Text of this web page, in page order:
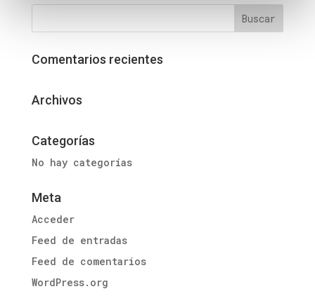
Comentarios recientes
Archivos
Categorías
No hay categorías
Meta
Acceder
Feed de entradas
Feed de comentarios
WordPress.org